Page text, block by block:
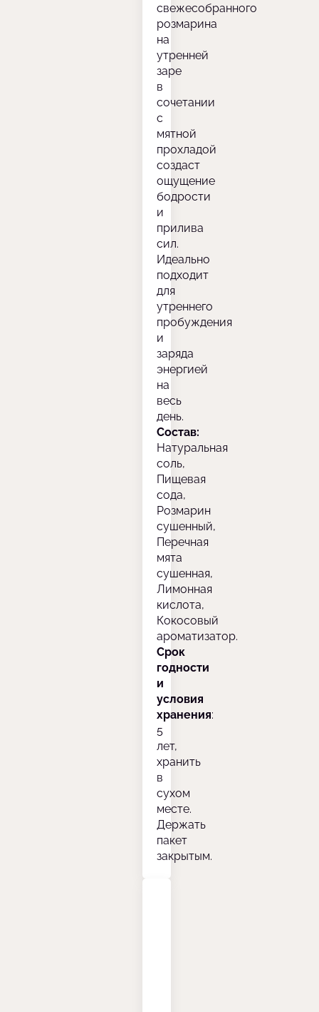
свежесобранного
розмарина
на
утренней
заре
в
сочетании
с
мятной
прохладой
создаст
ощущение
бодрости
и
прилива
сил.
Идеально
подходит
для
утреннего
пробуждения
и
заряда
энергией
на
весь
день.
Состав:
Натуральная
соль,
Пищевая
сода,
Розмарин
сушенный,
Перечная
мята
сушенная,
Лимонная
кислота,
Кокосовый
ароматизатор.
Срок
годности
и
условия
хранения:
5
лет,
хранить
в
сухом
месте.
Держать
пакет
закрытым.